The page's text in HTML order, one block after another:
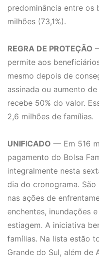
predominância entre os
milhões (73,1%).
REGRA DE PROTEÇÃO
permite aos
mesmo depois de
assinada ou aumento
recebe 50% do valor.
2,6 milhões de famílias.
UNIFICADO — Em 516
pagamento do Bolsa
integralmente nesta
dia do cronograma.
nas ações de
enchentes, inundações
estiagem. A iniciativa
famílias. Na lista estão
Grande do Sul, além de